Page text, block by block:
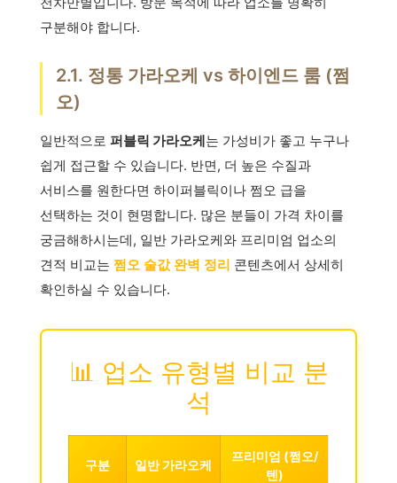
구분해야 합니다.
2.1. 정통 가라오케 vs 하이엔드 룸 (쩜
오)
일반적으로 퍼블릭 가라오케는 가성비가 좋고 누구나
쉽게 접근할 수 있습니다. 반면, 더 높은 수질과
서비스를 원한다면 하이퍼블릭이나 쩜오 급을
선택하는 것이 현명합니다. 많은 분들이 가격 차이를
궁금해하시는데, 일반 가라오케와 프리미엄 업소의
견적 비교는 쩜오 술값 완벽 정리 콘텐츠에서 상세히
확인하실 수 있습니다.
📊 업소 유형별 비교 분
석
구분 일반 가라오케
프리미엄 (쩜오/
텐)